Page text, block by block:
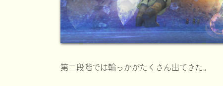
第二段階では輪っかがたくさん出てきた。